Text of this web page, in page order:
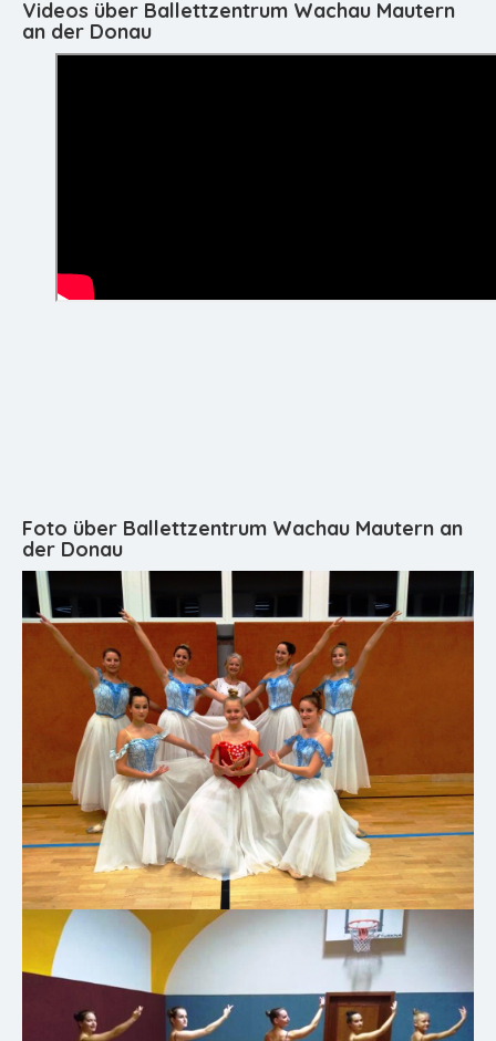
Videos über Ballettzentrum Wachau Mautern
an der Donau
Foto über Ballettzentrum Wachau Mautern an
der Donau